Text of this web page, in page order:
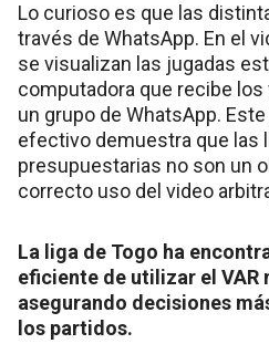
Lo curioso es que las
través de WhatsApp. En el
se visualizan las jugadas
computadora que recibe
un grupo de WhatsApp.
efectivo demuestra que las
presupuestarias no son un
correcto uso del video
La liga de Togo ha
eficiente de utilizar el VAR
asegurando decisiones
los partidos.